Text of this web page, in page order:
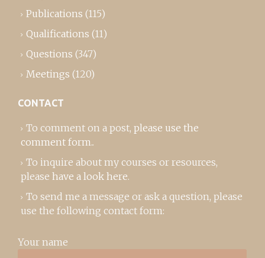
Publications (115)
Qualifications (11)
Questions (347)
Meetings (120)
CONTACT
To comment on a post, please use the
comment form..
To inquire about my courses or resources,
please have a look here.
To send me a message or ask a question, please
use the following contact form:
Your name